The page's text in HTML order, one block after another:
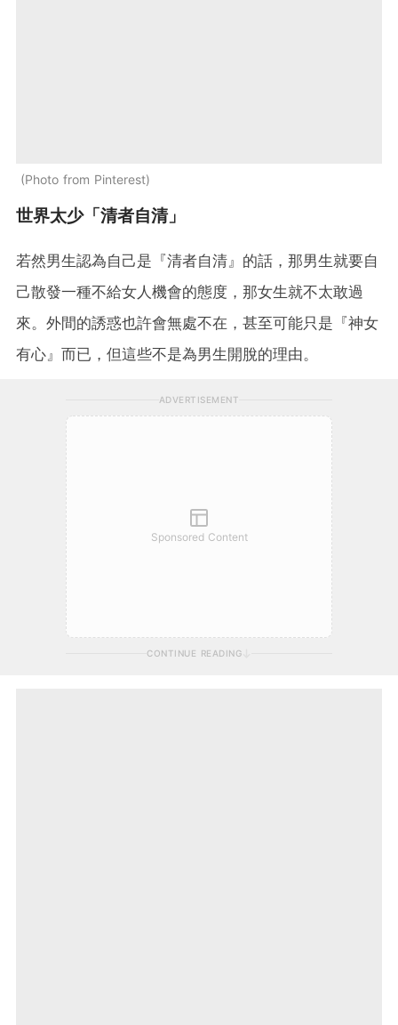
Photo from Pinterest
世界太少「清者自清」
若然男生認為自己是『清者自清』的話，那男生就要自
己散發一種不給女人機會的態度，那女生就不太敢過
來。外間的誘惑也許會無處不在，甚至可能只是『神女
有心』而已，但這些不是為男生開脫的理由。
ADVERTISEMENT
Sponsored Content
CONTINUE READING